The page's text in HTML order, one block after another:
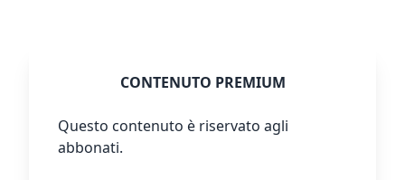
CONTENUTO PREMIUM
Questo contenuto è riservato agli
abbonati.